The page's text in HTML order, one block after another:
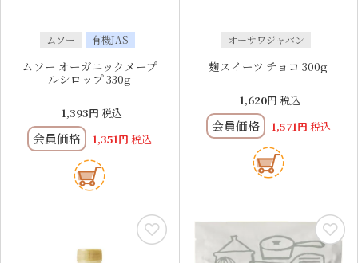
ムソー 有機JAS
ムソー オーガニックメープ
ルシロップ 330g
1,393 税込
会員価格 1,351 税込
オーサワジャパン
麹スイーツ チョコ 300g
1,620 税込
会員価格 1,571 税込